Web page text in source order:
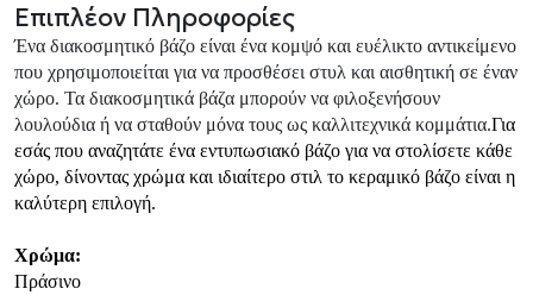
Επιπλέον Πληροφορίες
Ένα διακοσμητικό βάζο είναι ένα κομψό και ευέλικτο αντικείμενο
που χρησιμοποιείται για να προσθέσει στυλ και αισθητική σε έναν
χώρο. Τα διακοσμητικά βάζα μπορούν να φιλοξενήσουν
λουλούδια ή να σταθούν μόνα τους ως καλλιτεχνικά κομμάτια.Για
εσάς που αναζητάτε ένα εντυπωσιακό βάζο για να στολίσετε κάθε
χώρο, δίνοντας χρώμα και ιδιαίτερο στιλ το κεραμικό βάζο είναι η
καλύτερη επιλογή.
Χρώμα:
Πράσινο